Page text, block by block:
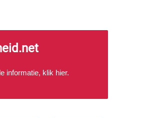
informatie, klik hier.